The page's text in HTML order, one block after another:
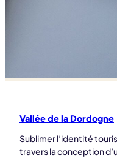
Vallée de la Dordogne
Sublimer l’identité
travers la conception